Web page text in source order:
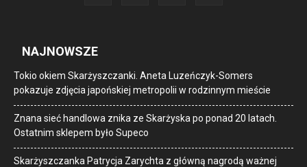
NAJNOWSZE
Tokio okiem Skarżyszczanki. Aneta Luzeńczyk-Somers
pokazuje zdjęcia japońskiej metropolii w rodzinnym mieście
Znana sieć handlowa znika ze Skarżyska po ponad 20 latach.
Ostatnim sklepem było Supeco
Skarżyszczanka Patrycja Zarychta z główną nagrodą ważnej